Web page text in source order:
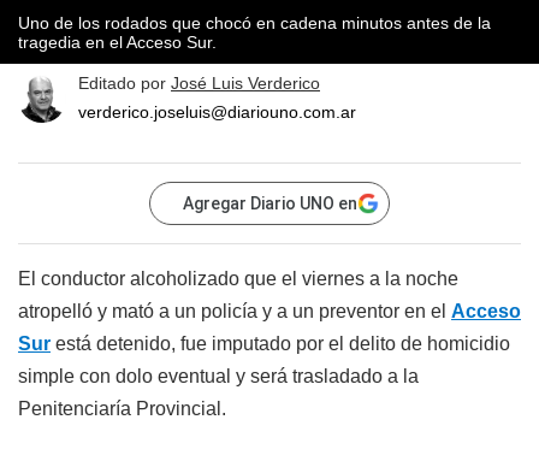
Uno de los rodados que chocó en cadena minutos antes de la
tragedia en el Acceso Sur.
Editado por José Luis Verderico
verderico.joseluis@diariouno.com.ar
Agregar Diario UNO en
El conductor alcoholizado que el viernes a la noche
atropelló y mató a un policía y a un preventor en el Acceso
Sur está detenido, fue imputado por el delito de homicidio
simple con dolo eventual y será trasladado a la
Penitenciaría Provincial.